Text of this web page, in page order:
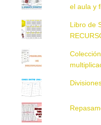
el aula y
Libro de